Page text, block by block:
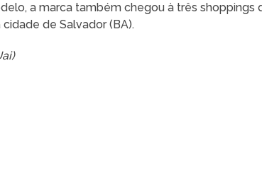
a marca também chegou à três shoppings
de Salvador (BA).